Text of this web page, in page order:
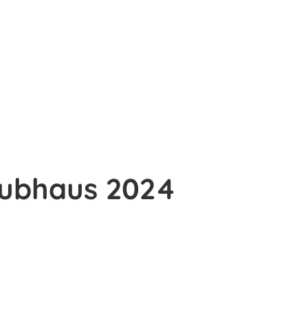
2024